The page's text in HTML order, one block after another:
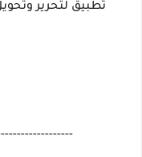
تطبيق لتحرير